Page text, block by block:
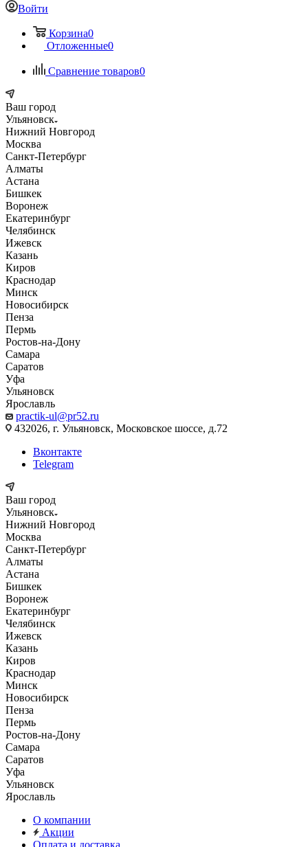
Войти
Корзина0
Отложенные0
Сравнение товаров0
Ваш город
Ульяновск
Нижний Новгород
Москва
Санкт-Петербург
Алматы
Астана
Бишкек
Воронеж
Екатеринбург
Челябинск
Ижевск
Казань
Киров
Краснодар
Минск
Новосибирск
Пенза
Пермь
Ростов-на-Дону
Самара
Саратов
Уфа
Ульяновск
Ярославль
practik-ul@pr52.ru
432026, г. Ульяновск, Московское шоссе, д.72
Вконтакте
Telegram
Ваш город
Ульяновск
Нижний Новгород
Москва
Санкт-Петербург
Алматы
Астана
Бишкек
Воронеж
Екатеринбург
Челябинск
Ижевск
Казань
Киров
Краснодар
Минск
Новосибирск
Пенза
Пермь
Ростов-на-Дону
Самара
Саратов
Уфа
Ульяновск
Ярославль
О компании
Акции
Оплата и доставка